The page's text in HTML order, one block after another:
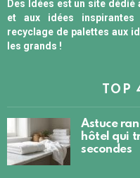
Des Idées est un site
et aux idées
recyclage de palettes aux
les grands !
TOP
Astuce
hôtel qui
secondes